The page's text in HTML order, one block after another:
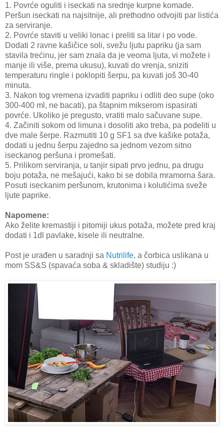
1. Povrće oguliti i iseckati na srednje kurpne komade.
Peršun iseckati na najsitnije, ali prethodno odvojiti par listića
za serviranje.
2. Povrće staviti u veliki lonac i preliti sa litar i po vode.
Dodati 2 ravne kašičice soli, svežu ljutu papriku (ja sam
stavila trećinu, jer sam znala da je veoma ljuta, vi možete i
manje ili više, prema ukusu), kuvati do vrenja, sniziti
temperaturu ringle i poklopiti šerpu, pa kuvati još 30-40
minuta.
3. Nakon tog vremena izvaditi papriku i odliti deo supe (oko
300-400 ml, ne bacati), pa štapnim mikserom ispasirati
povrće. Ukoliko je pregusto, vratiti malo sačuvane supe.
4. Začiniti sokom od limuna i dosoliti ako treba, pa podeliti u
dve male šerpe. Razmutiti 10 g SF1 sa dve kašike potaža,
dodati u jednu šerpu zajedno sa jednom vezom sitno
iseckanog peršuna i promešati.
5. Prilikom serviranja, u tanjir sipati prvo jednu, pa drugu
boju potaža, ne mešajući, kako bi se dobila mramorna šara.
Posuti iseckanim peršunom, krutonima i kolutićima sveže
ljute paprike.
Napomene:
Ako želite kremastiji i pitomiji ukus potaža, možete pred kraj
dodati i 1dl pavlake, kisele ili neutralne.
Post je urađen u saradnji sa Nutrilife, a čorbica uslikana u
mom SS&S (spavaća soba & skladište) studiju :)